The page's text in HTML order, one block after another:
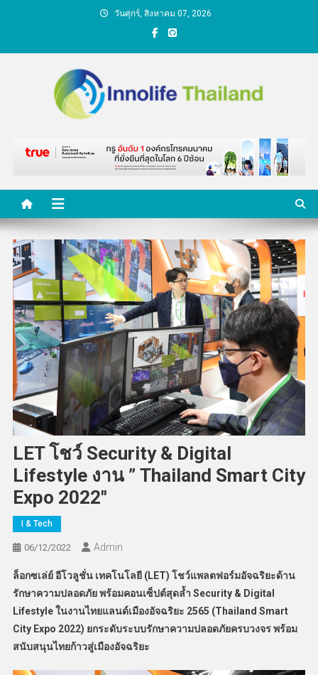
วันศุกร์, สิงหาคม 07, 2026
คนกับความคิด ชีวิตกับ
นวัตกรรม
LET โชว์ Security & Digital
Lifestyle งาน ” Thailand Smart City
Expo 2022″
I & Tech
06/12/2022 Admin
ล็อกซเล่ย์ อีโวลูชั่น เทคโนโลยี (LET) โชว์แพลตฟอร์มอัจฉริยะด้าน
รักษาความปลอดภัย พร้อมคอนเซ็ปต์สุดล้ำ Security & Digital
Lifestyle ในงานไทยแลนด์เมืองอัจฉริยะ 2565 (Thailand Smart
City Expo 2022) ยกระดับระบบรักษาความปลอดภัยครบวงจร พร้อม
สนับสนุนไทยก้าวสู่เมืองอัจฉริยะ